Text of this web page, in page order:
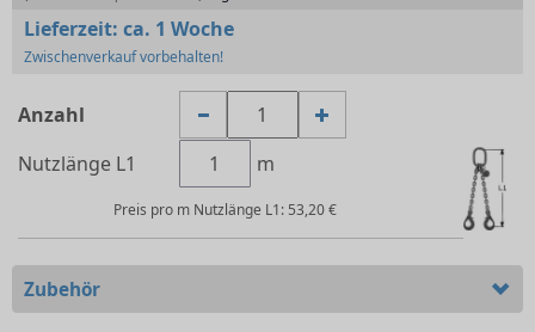
Lieferzeit: ca. 1 Woche
Zwischenverkauf vorbehalten!
Anzahl
Nutzlänge L1
m
Preis pro m Nutzlänge L1: 53,20 €
Zubehör